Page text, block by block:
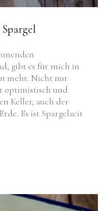
gibt es für mich in
mehr. Nicht nur
optimistisch und
Keller, auch der
Es ist Spargelzeit